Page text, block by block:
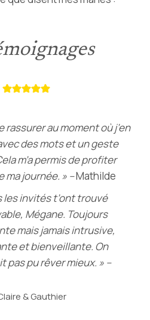
rassurer au moment où j’en
des mots et un geste
m’a permis de profiter
ma journée. » –Mathilde
les invités t’ont trouvé
Mégane. Toujours
mais jamais intrusive,
et bienveillante. On
pas pu rêver mieux. » –
& Gauthier